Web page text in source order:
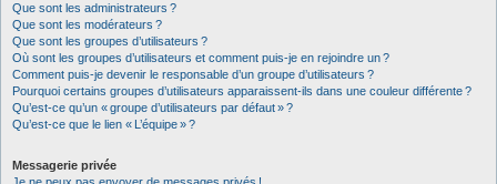
Que sont les administrateurs ?
Que sont les modérateurs ?
Que sont les groupes d’utilisateurs ?
Où sont les groupes d’utilisateurs et comment puis-je en rejoindre un ?
Comment puis-je devenir le responsable d’un groupe d’utilisateurs ?
Pourquoi certains groupes d’utilisateurs apparaissent-ils dans une couleur différente ?
Qu’est-ce qu’un « groupe d’utilisateurs par défaut » ?
Qu’est-ce que le lien « L’équipe » ?
Messagerie privée